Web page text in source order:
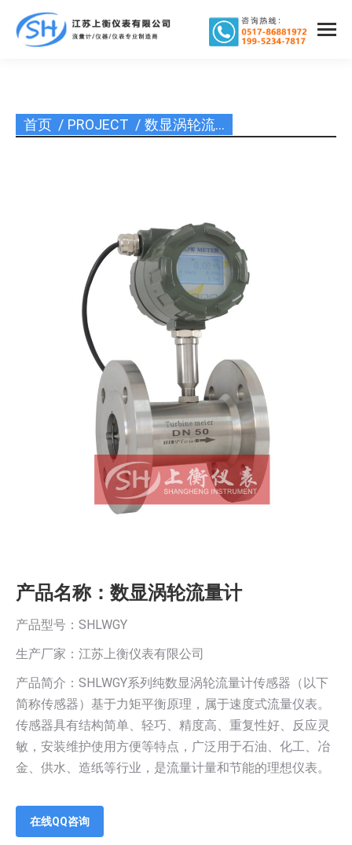
您在这里：
首页 PROJECT 数显涡轮流…
产品名称：数显涡轮流量计
产品型号：SHLWGY
生产厂家：江苏上衡仪表有限公司
产品简介：SHLWGY系列纯数显涡轮流量计传感器（以下
简称传感器）基于力矩平衡原理，属于速度式流量仪表。
传感器具有结构简单、轻巧、精度高、重复性好、反应灵
敏，安装维护使用方便等特点，广泛用于石油、化工、冶
金、供水、造纸等行业，是流量计量和节能的理想仪表。
在线QQ咨询